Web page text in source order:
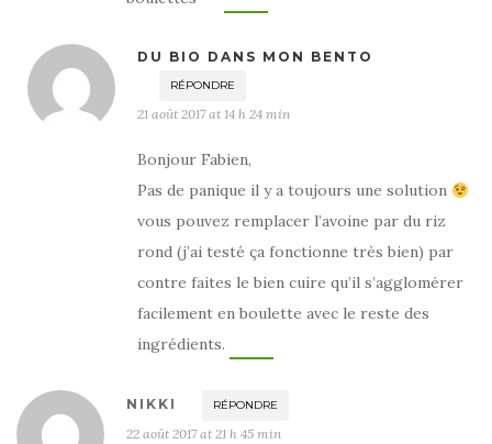
DU BIO DANS MON BENTO
RÉPONDRE
21 août 2017 at 14 h 24 min
Bonjour Fabien,
Pas de panique il y a toujours une solution
vous pouvez remplacer l’avoine par du riz
rond (j’ai testé ça fonctionne très bien) par
contre faites le bien cuire qu’il s’agglomérer
facilement en boulette avec le reste des
ingrédients.
NIKKI RÉPONDRE
22 août 2017 at 21 h 45 min